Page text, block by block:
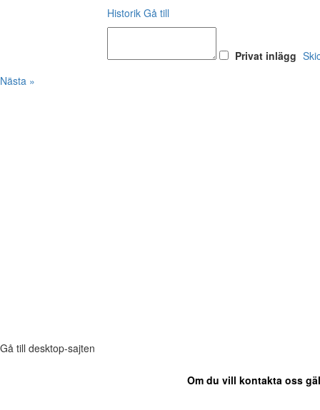
Historik Gå till
Privat inlägg
Nästa »
Gå till desktop-sajten
Om du vill kontakta oss